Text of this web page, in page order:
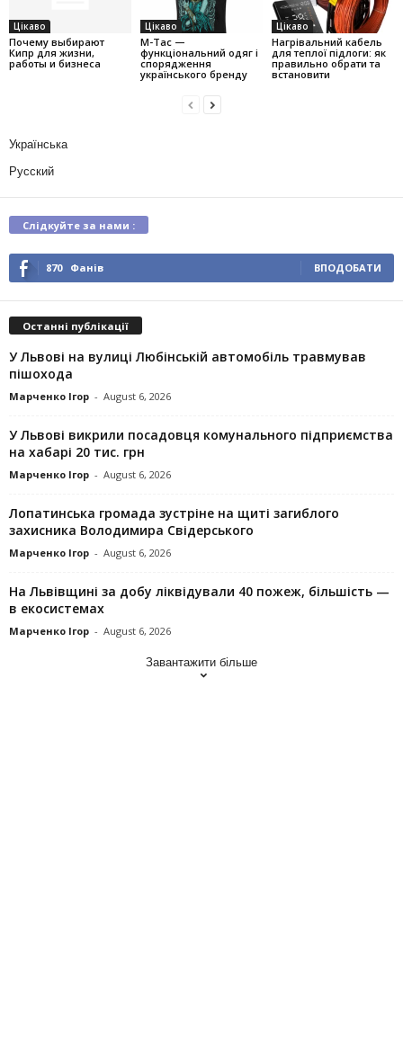
Цікаво
Почему выбирают
Кипр для жизни,
работы и бизнеса
Цікаво
M-Tac —
функціональний одяг і
спорядження
українського бренду
Цікаво
Нагрівальний кабель
для теплої підлоги: як
правильно обрати та
встановити
Українська
Русский
Слідкуйте за нами :
870 Фанів ВПОДОБАТИ
Останні публікації
У Львові на вулиці Любінській автомобіль травмував
пішохода
Марченко Ігор - August 6, 2026
У Львові викрили посадовця комунального підприємства
на хабарі 20 тис. грн
Марченко Ігор - August 6, 2026
Лопатинська громада зустріне на щиті загиблого
захисника Володимира Свідерського
Марченко Ігор - August 6, 2026
На Львівщині за добу ліквідували 40 пожеж, більшість —
в екосистемах
Марченко Ігор - August 6, 2026
Завантажити більше